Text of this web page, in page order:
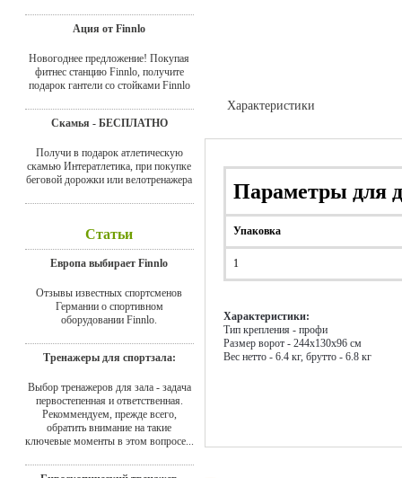
Ация от Finnlo
Новогоднее предложение! Покупая
фитнес станцию Finnlo, получите
подарок гантели со стойками Finnlo
Скамья - БЕСПЛАТНО
Получи в подарок атлетическую
скамью Интератлетика, при покупке
беговой дорожки или велотренажера
Статьи
Европа выбирает Finnlo
Отзывы известных спортсменов
Германии о спортивном
оборудовании Finnlo.
Тренажеры для спортзала:
Выбор тренажеров для зала - задача
первостепенная и ответственная.
Рекоммендуем, прежде всего,
обратить внимание на такие
ключевые моменты в этом вопросе...
Характеристики
Параметры для
Упаковка
1
Характеристики:
Тип крепления - профи
Размер ворот - 244х130х96 см
Вес нетто - 6.4 кг, брутто - 6.8 кг